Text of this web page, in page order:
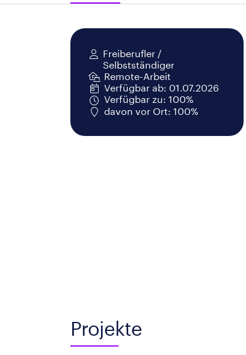
Freiberufler /
Selbstständiger
Remote-Arbeit
Verfügbar ab: 01.07.2026
Verfügbar zu: 100%
davon vor Ort: 100%
Projekte